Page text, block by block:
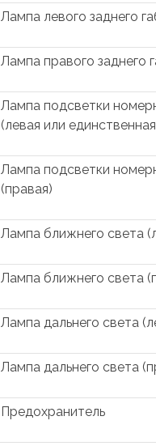
Лампа левого заднего
Лампа правого заднего
Лампа подсветки
(левая или
Лампа подсветки
(правая)
Лампа ближнего света
Лампа ближнего света
Лампа дальнего света
Лампа дальнего света
Предохранитель